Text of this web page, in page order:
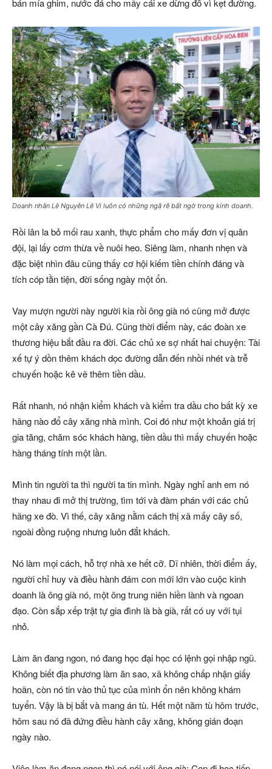
bán mía ghim, nước đá cho mấy cái xe dừng đỗ vì kẹt đường.
Doanh nhân Lê Nguyễn Lê Vi luôn có những ngã rẽ bất ngờ trong kinh doanh.
Rồi lân la bỏ mối rau xanh, thực phẩm cho mấy đơn vị quân
đội, lại lấy cơm thừa về nuôi heo. Siêng làm, nhanh nhẹn và
đặc biệt nhìn đâu cũng thấy cơ hội kiếm tiền chính đáng và
tích cóp tằn tiện, đời sống ngày một ổn.
Vay mượn người này người kia rồi ông già nó cũng mở được
một cây xăng gần Cà Đú. Cũng thời điểm này, các đoàn xe
thương hiệu bắt đầu ra đời. Các chủ xe sợ nhất hai chuyện: Tài
xế tự ý dồn thêm khách dọc đường dẫn đến nhồi nhét và trễ
chuyến hoặc kê vẽ thêm tiền dầu.
Rất nhanh, nó nhận kiểm khách và kiểm tra dầu cho bất kỳ xe
hãng nào đổ cây xăng nhà mình. Coi đó như một khoản giá trị
gia tăng, chăm sóc khách hàng, tiền dầu thì mấy chuyến hoặc
hàng tháng tính một lần.
Mình tin người ta thì người ta tin mình. Ngày nghỉ anh em nó
thay nhau đi mở thị trường, tìm tới và đàm phán với các chủ
hãng xe đò. Vì thế, cây xăng nằm cách thị xã mấy cây số,
ngoài đồng ruộng nhưng luôn đắt khách.
Nó làm mọi cách, hỗ trợ nhà xe hết cỡ. Dĩ nhiên, thời điểm ấy,
người chỉ huy và điều hành đám con mới lớn vào cuộc kinh
doanh là ông già nó, một ông trung niên hiền lành và ngoan
đạo. Còn sắp xếp trật tự gia đình là bà già, rất có uy với tụi
nhỏ.
Làm ăn đang ngon, nó đang học đại học có lệnh gọi nhập ngũ.
Không biết địa phương làm ăn sao, xã không chấp nhận giấy
hoãn, còn nó tin vào thủ tục của mình ổn nên không khám
tuyển. Vậy là bị bắt và mang án tù. Hết một năm tù hôm trước,
hôm sau nó đã đứng điều hành cây xăng, không gián đoạn
ngày nào.